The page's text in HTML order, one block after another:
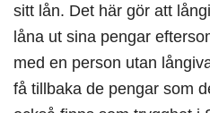
sitt lån. Det här gör att
låna ut sina pengar
med en person utan
få tillbaka de pengar som